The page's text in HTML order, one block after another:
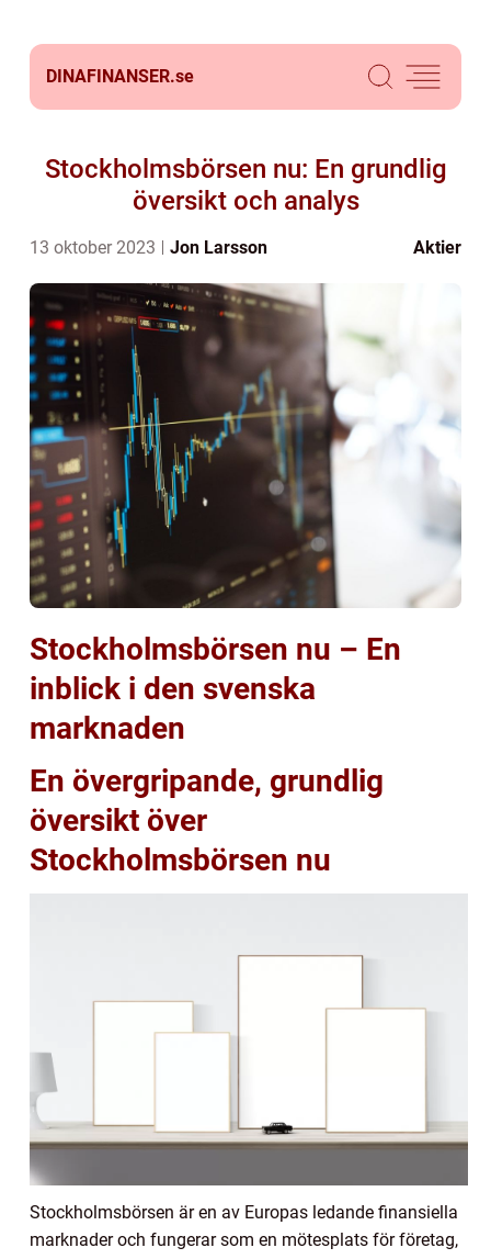
DINAFINANSER.se
Stockholmsbörsen nu: En grundlig
översikt och analys
13 oktober 2023 Jon Larsson Aktier
Stockholmsbörsen nu – En
inblick i den svenska
marknaden
En övergripande, grundlig
översikt över
Stockholmsbörsen nu
Stockholmsbörsen är en av Europas ledande finansiella
marknader och fungerar som en mötesplats för företag,